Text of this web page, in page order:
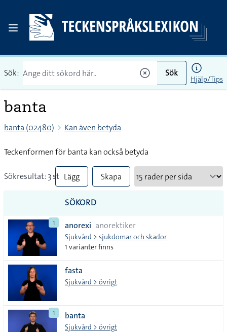
Sök: Sök
Hjälp/Tips
banta
banta (02480) Kan även betyda
Teckenformen för banta kan också betyda
Sökresultat: 3 st Lägg
till
alla i
lista
Skapa
SÖKORD
1 anorexi anorektiker
Sjukvård > sjukdomar och skador
1 varianter finns
fasta
Sjukvård > övrigt
1 banta
Sjukvård > övrigt